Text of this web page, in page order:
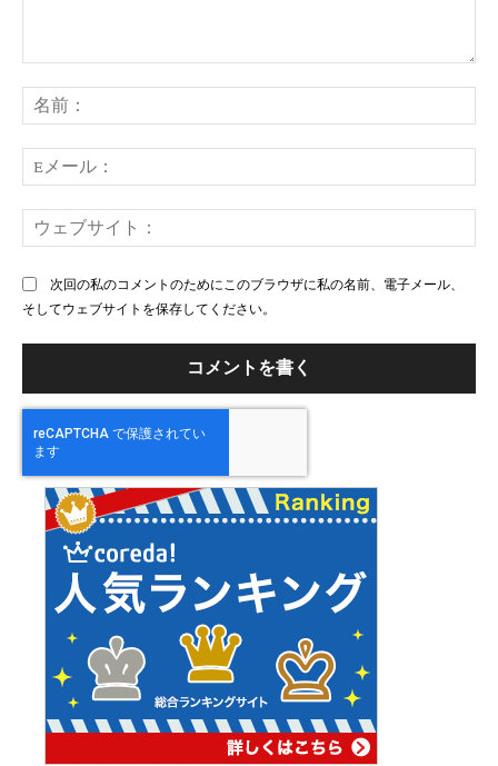
ン
ト：
前
メ
ー
ェ
次回の私のコメントのためにこのブラウザに私の名前、電子メール、
そしてウェブサイトを保存してください。